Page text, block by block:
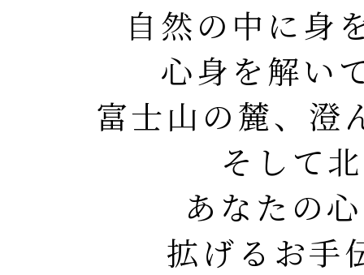
自然の中に身
心身を解い
富士山の麓、澄
そして
あなたの
拡げるお手